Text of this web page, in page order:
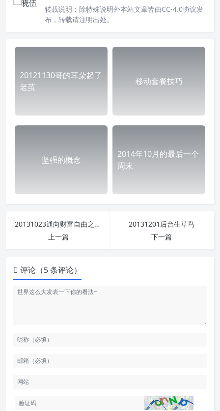
转载说明： 除特殊说明外本站文章皆由CC-4.0协议发
布，转载请注明出处。
20121130哥的耳朵起了
老茧
移动套餐技巧
坚强的概念
2014年10月的最后一个
周末
20131023通向财富自由之路！
上一篇
20131201后台生草鸟
下一篇
评论（5 条评论）